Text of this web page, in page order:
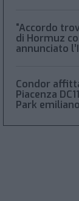
“Accordo
di Hormuz
annunciato
Condor
Piacenza
Park emiliano